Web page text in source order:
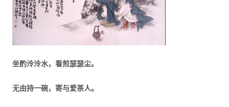
坐酌泠泠水，看煎瑟瑟尘。
无由持一碗，寄与爱茶人。